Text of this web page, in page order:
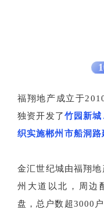
福翔地产成立于
独资开发了竹园新
织实施郴州市船洞路
金汇世纪城由福翔
州大道以北，周边
盘，总户数超3000户